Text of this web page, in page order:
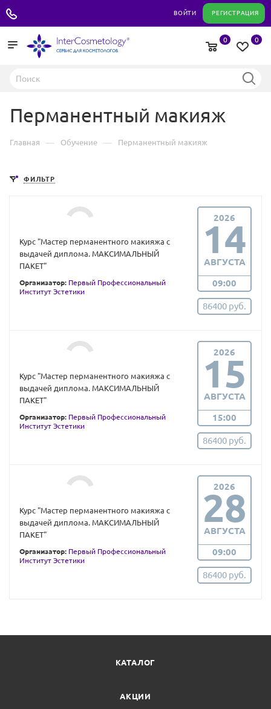
ВОЙТИ РЕГИСТРАЦИЯ
0
0
Перманентный макияж
Главная — Обучение — Перманентный макияж
ФИЛЬТР
Курс "Мастер перманентного макияжа с
выдачей диплома. МАКСИМАЛЬНЫЙ
ПАКЕТ"
Организатор: Первый Профессиональный
Институт Эстетики
2026
14
АВГУСТА
09:00
86400 руб.
Курс "Мастер перманентного макияжа с
выдачей диплома. МАКСИМАЛЬНЫЙ
ПАКЕТ"
Организатор: Первый Профессиональный
Институт Эстетики
2026
15
АВГУСТА
15:00
86400 руб.
Курс "Мастер перманентного макияжа с
выдачей диплома. МАКСИМАЛЬНЫЙ
ПАКЕТ"
Организатор: Первый Профессиональный
Институт Эстетики
2026
28
АВГУСТА
09:00
86400 руб.
КАТАЛОГ
АКЦИИ